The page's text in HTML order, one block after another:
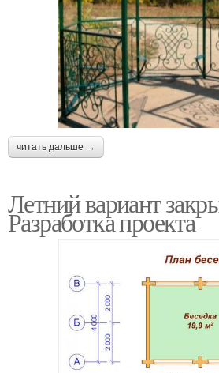
читать дальше →
Летний вариант
Разработка проекта